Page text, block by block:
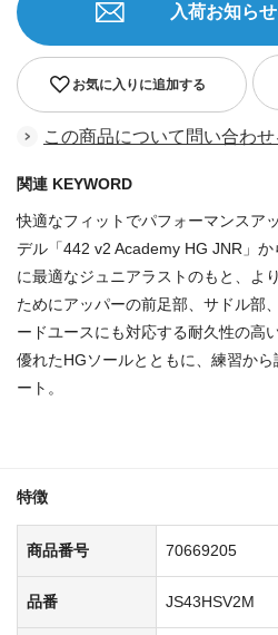
お気に入りに追加する
入荷お知ら
この商品について問い合わせ
関連 KEYWORD
快適なフィットでパフォーマンスア
デル「442 v2 Academy HG JNR」
に最適なジュニアラストのもと、よ
ためにアッパーの前足部、サドル部
ードユースにも対応する耐久性の高
優れたHGソールとともに、練習か
ート。
特徴
商品番号 70669205
品番 JS43HSV2M